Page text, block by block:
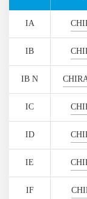
IA
IB
IB N
IC
ID
IE
IF